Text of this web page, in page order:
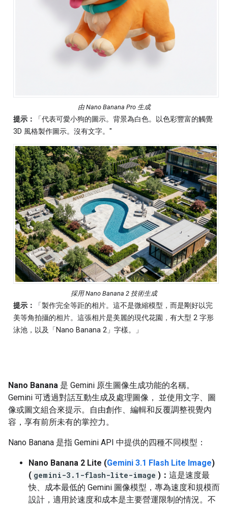
由 Nano Banana Pro 生成
提示：
「代表可愛小狗的圖示。背景為白色。以色彩豐富的觸覺
3D 風格製作圖示。沒有文字。"
採用 Nano Banana 2 技術生成
提示：
「製作完全等距的相片。這不是微縮模型，而是剛好以完
美等角拍攝的相片。這張相片是美麗的現代花園，有大型 2 字形
泳池，以及「Nano Banana 2」字樣。」
Nano Banana 是 Gemini 原生圖像生成功能的名稱。
Gemini 可透過對話互動生成及處理圖像， 並使用文字、圖
像或圖文組合來提示。自由創作、編輯和反覆調整視覺內
容，享有前所未有的掌控力。
Nano Banana 是指 Gemini API 中提供的四種不同模型：
Nano Banana 2 Lite (Gemini 3.1 Flash Lite Image)
( gemini-3.1-flash-lite-image )： 這是速度最
快、成本最低的 Gemini 圖像模型，專為速度和規模而
設計，適用於速度和成本是主要營運限制的情況。不